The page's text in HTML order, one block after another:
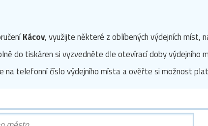
Kácov, využijte některé z oblíbených výdejních míst,
do tiskáren si vyzvedněte dle otevírací doby výdejního
na telefonní číslo výdejního místa a ověřte si možnost